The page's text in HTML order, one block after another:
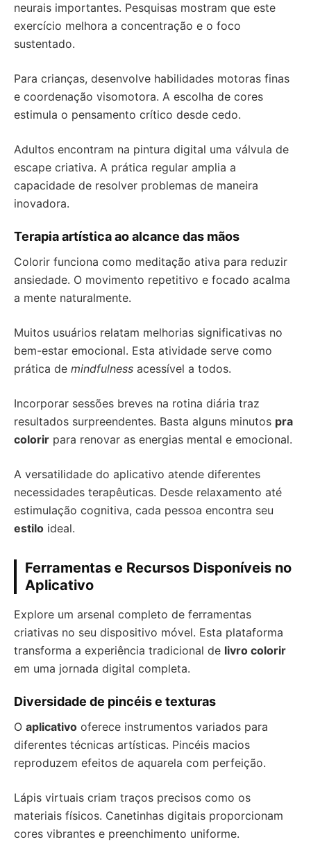
neurais importantes. Pesquisas mostram que este
exercício melhora a concentração e o foco
sustentado.
Para crianças, desenvolve habilidades motoras finas
e coordenação visomotora. A escolha de cores
estimula o pensamento crítico desde cedo.
Adultos encontram na pintura digital uma válvula de
escape criativa. A prática regular amplia a
capacidade de resolver problemas de maneira
inovadora.
Terapia artística ao alcance das mãos
Colorir funciona como meditação ativa para reduzir
ansiedade. O movimento repetitivo e focado acalma
a mente naturalmente.
Muitos usuários relatam melhorias significativas no
bem-estar emocional. Esta atividade serve como
prática de mindfulness acessível a todos.
Incorporar sessões breves na rotina diária traz
resultados surpreendentes. Basta alguns minutos pra
colorir para renovar as energias mental e emocional.
A versatilidade do aplicativo atende diferentes
necessidades terapêuticas. Desde relaxamento até
estimulação cognitiva, cada pessoa encontra seu
estilo ideal.
Ferramentas e Recursos Disponíveis no
Aplicativo
Explore um arsenal completo de ferramentas
criativas no seu dispositivo móvel. Esta plataforma
transforma a experiência tradicional de livro colorir
em uma jornada digital completa.
Diversidade de pincéis e texturas
O aplicativo oferece instrumentos variados para
diferentes técnicas artísticas. Pincéis macios
reproduzem efeitos de aquarela com perfeição.
Lápis virtuais criam traços precisos como os
materiais físicos. Canetinhas digitais proporcionam
cores vibrantes e preenchimento uniforme.